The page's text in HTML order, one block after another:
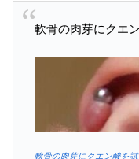
軟骨の肉芽にクエ
軟骨の肉芽にクエン酸を